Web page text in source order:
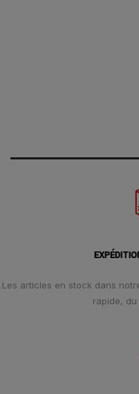
Les articles en stock dans
rapide,